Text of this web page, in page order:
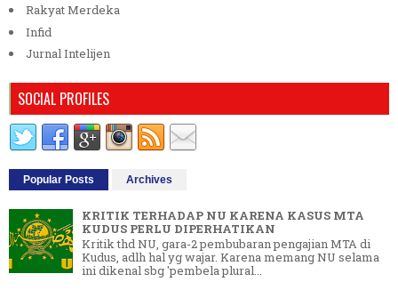
Rakyat Merdeka
Infid
Jurnal Intelijen
SOCIAL PROFILES
Popular Posts Archives
KRITIK TERHADAP NU KARENA KASUS MTA
KUDUS PERLU DIPERHATIKAN
Kritik thd NU, gara-2 pembubaran pengajian MTA di
Kudus, adlh hal yg wajar. Karena memang NU selama
ini dikenal sbg 'pembela plural...